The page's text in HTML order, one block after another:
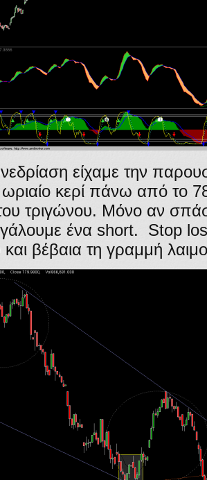
είχαμε την
ωριαίο κερί πάνω από το
τριγώνου. Μόνο αν
ένα short. Stop
και βέβαια τη γραμμή